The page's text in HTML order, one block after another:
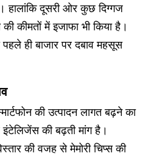
हालांकि दूसरी ओर कुछ दिग्गज
कीमतों में इजाफा भी किया है।
ही बाजार पर दबाव महसूस
की उत्पादन लागत बढ़ने का
की बढ़ती मांग है।
की वजह से मेमोरी चिप्स की